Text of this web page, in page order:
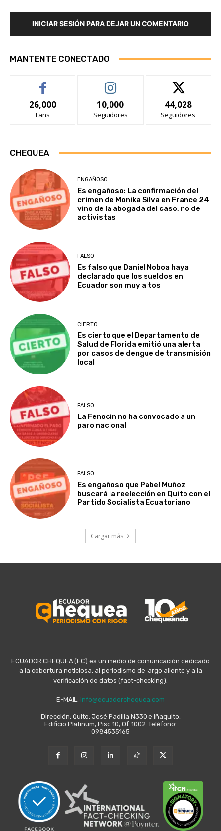
INICIAR SESIÓN PARA DEJAR UN COMENTARIO
MANTENTE CONECTADO
26,000
Fans
10,000
Seguidores
44,028
Seguidores
CHEQUEA
ENGAÑOSO
Es engañoso: La confirmación del
crimen de Monika Silva en France 24
vino de la abogada del caso, no de
activistas
FALSO
Es falso que Daniel Noboa haya
declarado que los sueldos en
Ecuador son muy altos
CIERTO
Es cierto que el Departamento de
Salud de Florida emitió una alerta
por casos de dengue de transmisión
local
FALSO
La Fenocin no ha convocado a un
paro nacional
FALSO
Es engañoso que Pabel Muñoz
buscará la reelección en Quito con el
Partido Socialista Ecuatoriano
Cargar más
ECUADOR CHEQUEA (EC) es un medio de comunicación dedicado
a la cobertura noticiosa, al periodismo de largo aliento y a la
verificación de datos (fact-checking).
E-MAIL: info@ecuadorchequea.com
Dirección: Quito: José Padilla N330 e Iñaquito,
Edificio Platinum, Piso 10, Of. 1002. Teléfono:
0984535165